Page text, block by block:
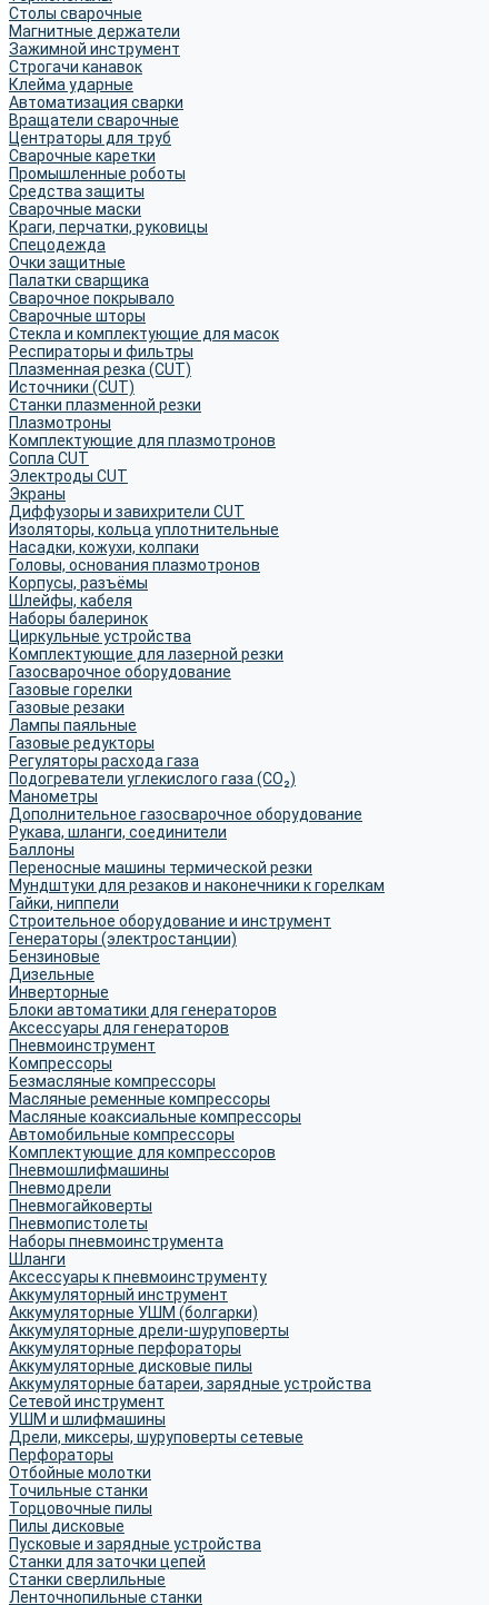
Столы сварочные
Магнитные держатели
Зажимной инструмент
Строгачи канавок
Клейма ударные
Автоматизация сварки
Вращатели сварочные
Центраторы для труб
Сварочные каретки
Промышленные роботы
Средства защиты
Сварочные маски
Краги, перчатки, руковицы
Спецодежда
Очки защитные
Палатки сварщика
Сварочное покрывало
Сварочные шторы
Стекла и комплектующие для масок
Респираторы и фильтры
Плазменная резка (CUT)
Источники (CUT)
Станки плазменной резки
Плазмотроны
Комплектующие для плазмотронов
Сопла CUT
Электроды CUT
Экраны
Диффузоры и завихрители CUT
Изоляторы, кольца уплотнительные
Насадки, кожухи, колпаки
Головы, основания плазмотронов
Корпусы, разъёмы
Шлейфы, кабеля
Наборы балеринок
Циркульные устройства
Комплектующие для лазерной резки
Газосварочное оборудование
Газовые горелки
Газовые резаки
Лампы паяльные
Газовые редукторы
Регуляторы расхода газа
Подогреватели углекислого газа (CO₂)
Манометры
Дополнительное газосварочное оборудование
Рукава, шланги, соединители
Баллоны
Переносные машины термической резки
Мундштуки для резаков и наконечники к горелкам
Гайки, ниппели
Строительное оборудование и инструмент
Генераторы (электростанции)
Бензиновые
Дизельные
Инверторные
Блоки автоматики для генераторов
Аксессуары для генераторов
Пневмоинструмент
Компрессоры
Безмасляные компрессоры
Масляные ременные компрессоры
Масляные коаксиальные компрессоры
Автомобильные компрессоры
Комплектующие для компрессоров
Пневмошлифмашины
Пневмодрели
Пневмогайковерты
Пневмопистолеты
Наборы пневмоинструмента
Шланги
Аксессуары к пневмоинструменту
Аккумуляторный инструмент
Аккумуляторные УШМ (болгарки)
Аккумуляторные дрели-шуруповерты
Аккумуляторные перфораторы
Аккумуляторные дисковые пилы
Аккумуляторные батареи, зарядные устройства
Сетевой инструмент
УШМ и шлифмашины
Дрели, миксеры, шуруповерты сетевые
Перфораторы
Отбойные молотки
Точильные станки
Торцовочные пилы
Пилы дисковые
Пусковые и зарядные устройства
Станки для заточки цепей
Станки сверлильные
Ленточнопильные станки